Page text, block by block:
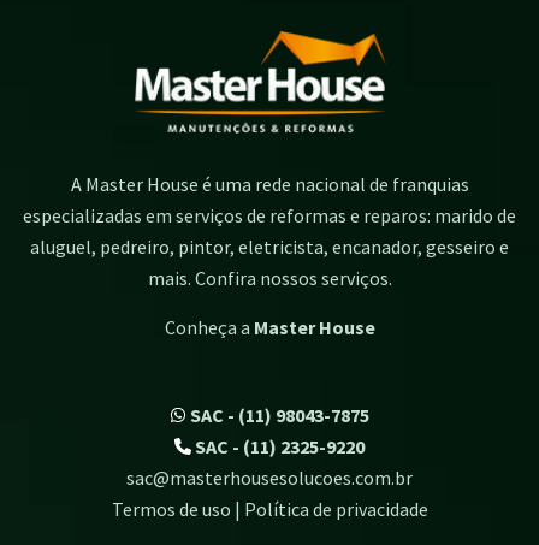
A Master House é uma rede nacional de franquias
especializadas em serviços de reformas e reparos: marido de
aluguel, pedreiro, pintor, eletricista, encanador, gesseiro e
mais. Confira nossos serviços.
Conheça a Master House
SAC - (11) 98043-7875
SAC - (11) 2325-9220
sac@masterhousesolucoes.com.br
Termos de uso | Política de privacidade